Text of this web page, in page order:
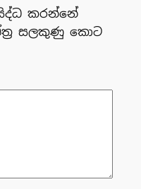
කරන්නේ
සලකුණු කොට